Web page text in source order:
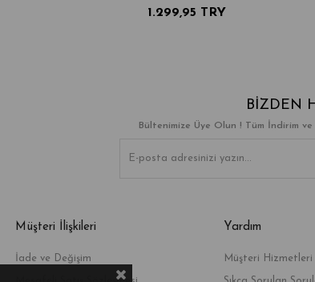
1.299,95 TRY
BIZDEN
Bültenimize Üye Olun ! Tüm İndirim
Müşteri İlişkileri
İade ve Değişim
Yardım
Müşteri Hizmetleri